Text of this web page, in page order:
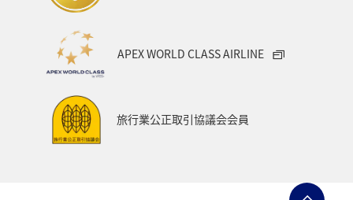
APEX WORLD CLASS AIRLINE
旅行業公正取引協議会会員